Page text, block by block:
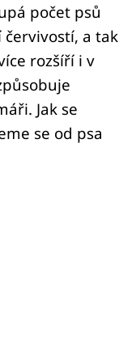
počet psů
červivostí, a tak
rozšíří i v
Jak se
se od psa